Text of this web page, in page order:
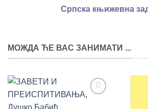
Српска књижевна
МОЖДА ЋЕ ВАС ЗАНИМАТИ ...